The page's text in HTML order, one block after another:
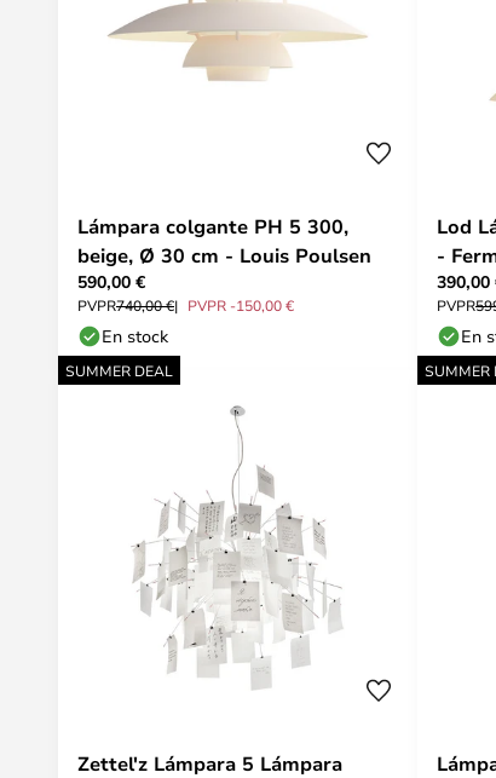
Lámpara colgante PH 5 300,
beige, Ø 30 cm - Louis Poulsen
590,00 €
PVPR740,00 € PVPR -150,00 €
En stock
Lod
-
390,00
PVPR
En
SUMMER DEAL
Zettel'z Lámpara 5 Lámpara
SUMMER